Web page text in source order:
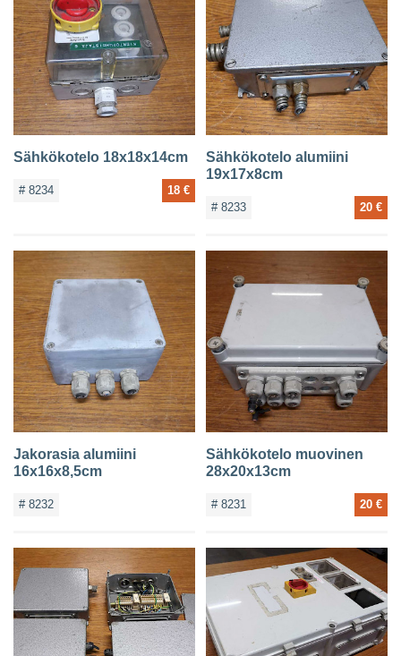
Sähkökotelo 18x18x14cm
# 8234 18 €
Sähkökotelo alumiini
19x17x8cm
# 8233 20 €
Jakorasia alumiini
16x16x8,5cm
# 8232
Sähkökotelo muovinen
28x20x13cm
# 8231 20 €